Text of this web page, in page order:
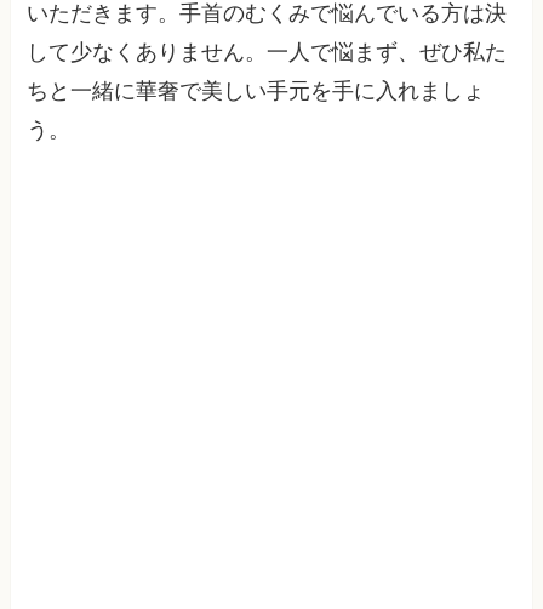
いただきます。手首のむくみで悩んでいる方は決
して少なくありません。一人で悩まず、ぜひ私た
ちと一緒に華奢で美しい手元を手に入れましょ
う。